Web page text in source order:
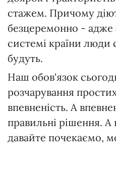
стажем. Причому
безцеремонно - адже
системі країни люди
будуть.
Наш обов'язок
розчарування
впевненість. А
правильні рішення. А
давайте почекаємо,
грузини, американці
нас зроблять. І тоді